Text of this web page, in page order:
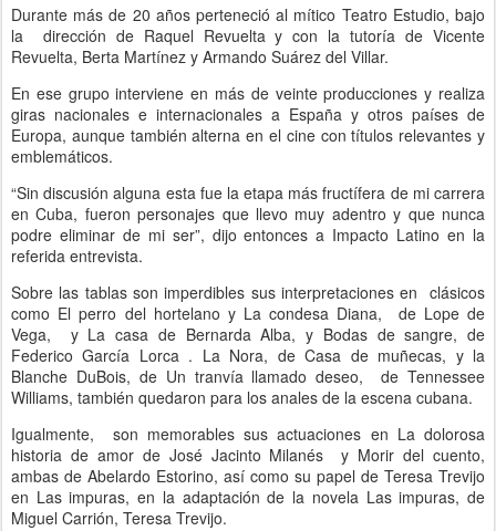
Durante más de 20 años perteneció al mítico Teatro Estudio, bajo
la dirección de Raquel Revuelta y con la tutoría de Vicente
Revuelta, Berta Martínez y Armando Suárez del Villar.
En ese grupo interviene en más de veinte producciones y realiza
giras nacionales e internacionales a España y otros países de
Europa, aunque también alterna en el cine con títulos relevantes y
emblemáticos.
“Sin discusión alguna esta fue la etapa más fructífera de mi carrera
en Cuba, fueron personajes que llevo muy adentro y que nunca
podre eliminar de mi ser”, dijo entonces a Impacto Latino en la
referida entrevista.
Sobre las tablas son imperdibles sus interpretaciones en clásicos
como El perro del hortelano y La condesa Diana, de Lope de
Vega, y La casa de Bernarda Alba, y Bodas de sangre, de
Federico García Lorca . La Nora, de Casa de muñecas, y la
Blanche DuBois, de Un tranvía llamado deseo, de Tennessee
Williams, también quedaron para los anales de la escena cubana.
Igualmente, son memorables sus actuaciones en La dolorosa
historia de amor de José Jacinto Milanés y Morir del cuento,
ambas de Abelardo Estorino, así como su papel de Teresa Trevijo
en Las impuras, en la adaptación de la novela Las impuras, de
Miguel Carrión, Teresa Trevijo.